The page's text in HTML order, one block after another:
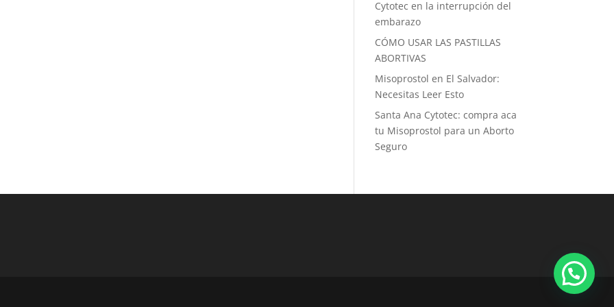
Cytotec en la interrupción del
embarazo
CÓMO USAR LAS PASTILLAS
ABORTIVAS
Misoprostol en El Salvador:
Necesitas Leer Esto
Santa Ana Cytotec: compra aca
tu Misoprostol para un Aborto
Seguro